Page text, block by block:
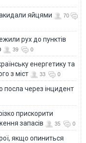
яйцями
70
рух до пунктів
39 0
енергетику та
з міст
33 0
посла через інцидент
прискорити
запасів
35 0
якщо опиниться